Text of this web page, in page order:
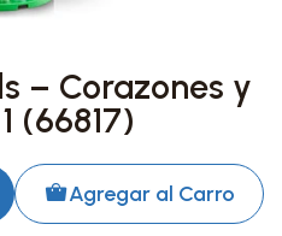
– Corazones y
(66817)
Agregar al Carro